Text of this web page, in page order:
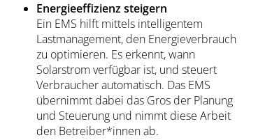
Energieeffizienz steigern
Ein EMS hilft mittels intelligentem
Lastmanagement, den Energieverbrauch
zu optimieren. Es erkennt, wann
Solarstrom verfügbar ist, und steuert
Verbraucher automatisch. Das EMS
übernimmt dabei das Gros der Planung
und Steuerung und nimmt diese Arbeit
den Betreiber*innen ab.